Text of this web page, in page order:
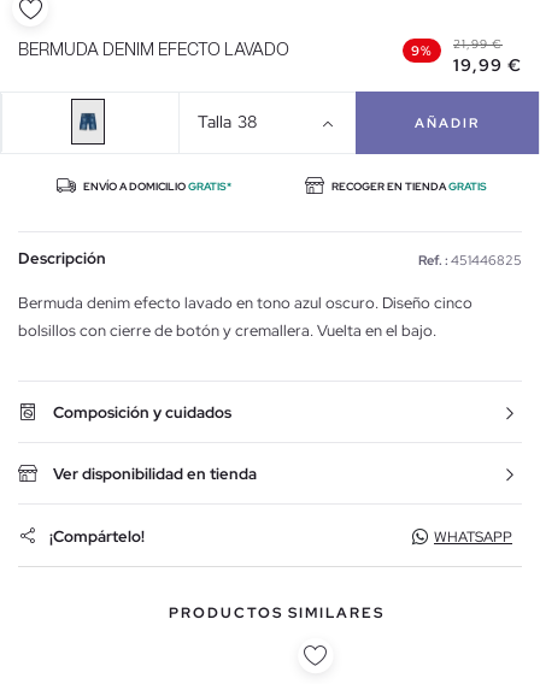
BERMUDA DENIM EFECTO LAVADO 9% 21,99 €
19,99 €
Talla 38 AÑADIR
ENVÍO A DOMICILIOGRATIS* RECOGER EN TIENDAGRATIS
Descripción Ref. : 451446825
Bermuda denim efecto lavado en tono azul oscuro. Diseño cinco
bolsillos con cierre de botón y cremallera. Vuelta en el bajo.
Composición y cuidados
Ver disponibilidad en tienda
¡Compártelo! WHATSAPP
PRODUCTOS SIMILARES